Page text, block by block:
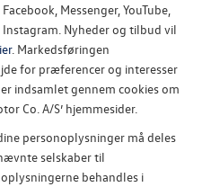
Messenger, YouTube,
Nyheder og tilbud vil
. Markedsføringen
for præferencer og interesser
indsamlet gennem cookies om
Co. A/S’ hjemmesider.
personoplysninger må deles
selskaber til
behandles i